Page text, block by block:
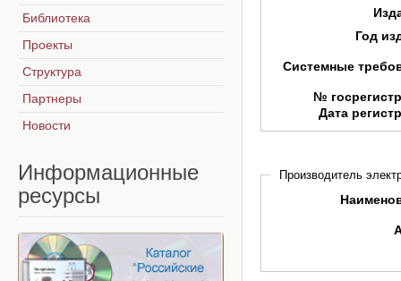
Год
Системные
№
Дата
Производитель
Библиотека
Проекты
Структура
Партнеры
Новости
Информационные
ресурсы